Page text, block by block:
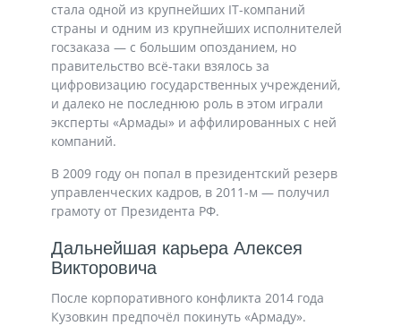
стала одной из крупнейших IT-компаний
страны и одним из крупнейших исполнителей
госзаказа — с большим опозданием, но
правительство всё-таки взялось за
цифровизацию государственных учреждений,
и далеко не последнюю роль в этом играли
эксперты «Армады» и аффилированных с ней
компаний.
В 2009 году он попал в президентский резерв
управленческих кадров, в 2011-м — получил
грамоту от Президента РФ.
Дальнейшая карьера Алексея
Викторовича
После корпоративного конфликта 2014 года
Кузовкин предпочёл покинуть «Армаду».